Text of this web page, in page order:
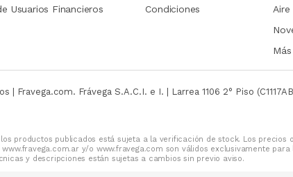
Usuarios Financieros
Condiciones
| Fravega.com. Frávega S.A.C.I. e I. | Larrea 1106 2° Piso
productos publicados está sujeta a la verificación de stock. Los precios
y/o www.fravega.com son válidos exclusivamente
y descripciones están sujetas a cambios sin previo aviso.